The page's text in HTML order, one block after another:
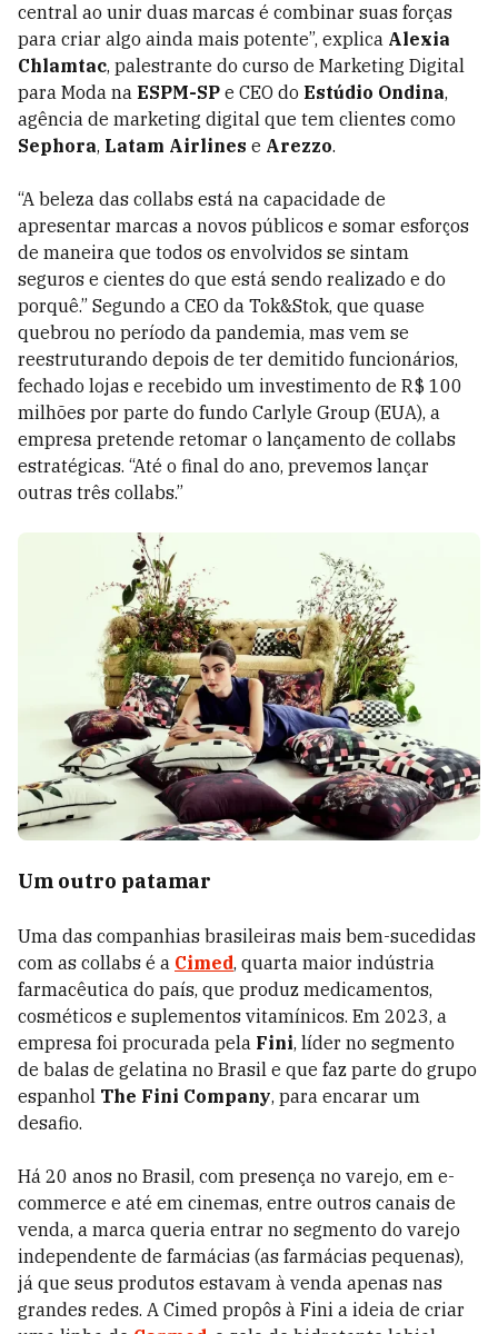
central ao unir duas marcas é combinar suas forças
para criar algo ainda mais potente”, explica Alexia
Chlamtac, palestrante do curso de Marketing Digital
para Moda na ESPM-SP e CEO do Estúdio Ondina,
agência de marketing digital que tem clientes como
Sephora, Latam Airlines e Arezzo.
“A beleza das collabs está na capacidade de
apresentar marcas a novos públicos e somar esforços
de maneira que todos os envolvidos se sintam
seguros e cientes do que está sendo realizado e do
porquê.” Segundo a CEO da Tok&Stok, que quase
quebrou no período da pandemia, mas vem se
reestruturando depois de ter demitido funcionários,
fechado lojas e recebido um investimento de R$ 100
milhões por parte do fundo Carlyle Group (EUA), a
empresa pretende retomar o lançamento de collabs
estratégicas. “Até o final do ano, prevemos lançar
outras três collabs.”
Um outro patamar
Uma das companhias brasileiras mais bem-sucedidas
com as collabs é a Cimed, quarta maior indústria
farmacêutica do país, que produz medicamentos,
cosméticos e suplementos vitamínicos. Em 2023, a
empresa foi procurada pela Fini, líder no segmento
de balas de gelatina no Brasil e que faz parte do grupo
espanhol The Fini Company, para encarar um
desafio.
Há 20 anos no Brasil, com presença no varejo, em e-
commerce e até em cinemas, entre outros canais de
venda, a marca queria entrar no segmento do varejo
independente de farmácias (as farmácias pequenas),
já que seus produtos estavam à venda apenas nas
grandes redes. A Cimed propôs à Fini a ideia de criar